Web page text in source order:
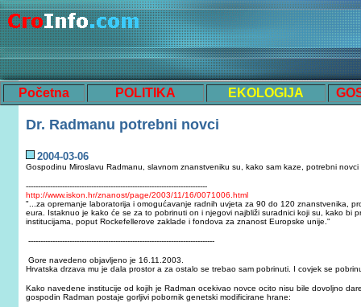
Početna POLITIKA EKOLOGIJA
Dr. Radmanu potrebni novci
2004-03-06
Gospodinu Miroslavu Radmanu, slavnom znanstveniku su, kako sam kaze, potrebni
---------------------------------------------------------------------------
http://www.iskon.hr/znanost/page/2003/11/16/0071006.html
"...za opremanje laboratorija i omogućavanje radnih uvjeta za 90 do 120 znanstvenika,
eura. Istaknuo je kako će se za to pobrinuti on i njegovi najbliži suradnici koji su, kako bi
institucijama, poput Rockefellerove zaklade i fondova za znanost Europske unije."
-----------------------------------------------------------------------------
Gore navedeno objavljeno je 16.11.2003.
Hrvatska drzava mu je dala prostor a za ostalo se trebao sam pobrinuti. I covjek se
Kako navedene institucije od kojih je Radman ocekivao novce ocito nisu bile dovoljno
gospodin Radman postaje gorljivi pobornik genetski modificirane hrane: